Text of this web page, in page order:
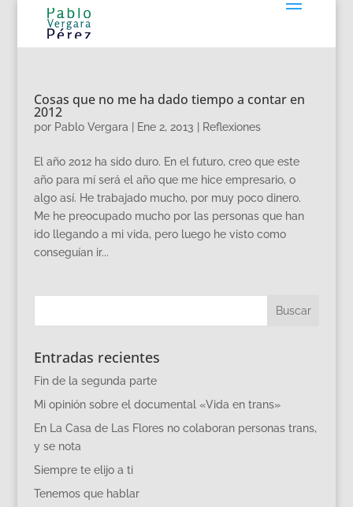
Cosas que no me ha dado tiempo a contar en
2012
por Pablo Vergara Ene 2, 2013 Reflexiones
El año 2012 ha sido duro. En el futuro, creo que este
año para mí será el año que me hice empresario, o
algo así. He trabajado mucho, por muy poco dinero.
Me he preocupado mucho por las personas que han
ido llegando a mi vida, pero luego he visto como
conseguían ir...
Entradas recientes
Fin de la segunda parte
Mi opinión sobre el documental «Vida en trans»
En La Casa de Las Flores no colaboran personas trans,
y se nota
Siempre te elijo a ti
Tenemos que hablar